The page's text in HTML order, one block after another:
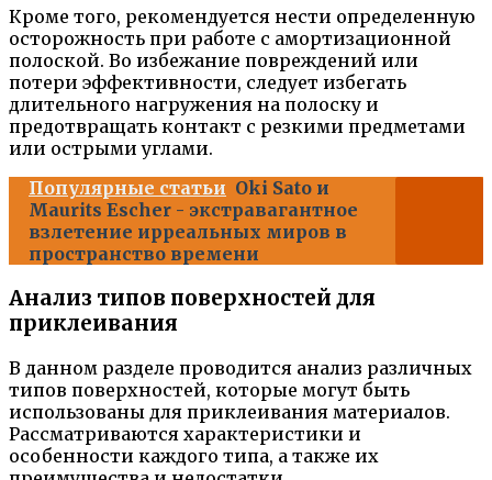
Кроме того, рекомендуется нести определенную
осторожность при работе с амортизационной
полоской. Во избежание повреждений или
потери эффективности, следует избегать
длительного нагружения на полоску и
предотвращать контакт с резкими предметами
или острыми углами.
Популярные статьи Oki Sato и
Maurits Escher - экстравагантное
взлетение ирреальных миров в
пространство времени
Анализ типов поверхностей для
приклеивания
В данном разделе проводится анализ различных
типов поверхностей, которые могут быть
использованы для приклеивания материалов.
Рассматриваются характеристики и
особенности каждого типа, а также их